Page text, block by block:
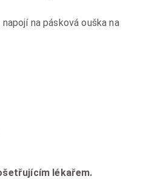
na pásková ouška na
lékařem.